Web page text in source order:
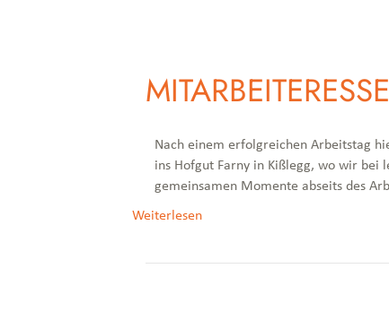
Nach einem erfolgreichen Arbeitstag
ins Hofgut Farny in Kißlegg, wo wir bei
gemeinsamen Momente abseits des
Weiterlesen